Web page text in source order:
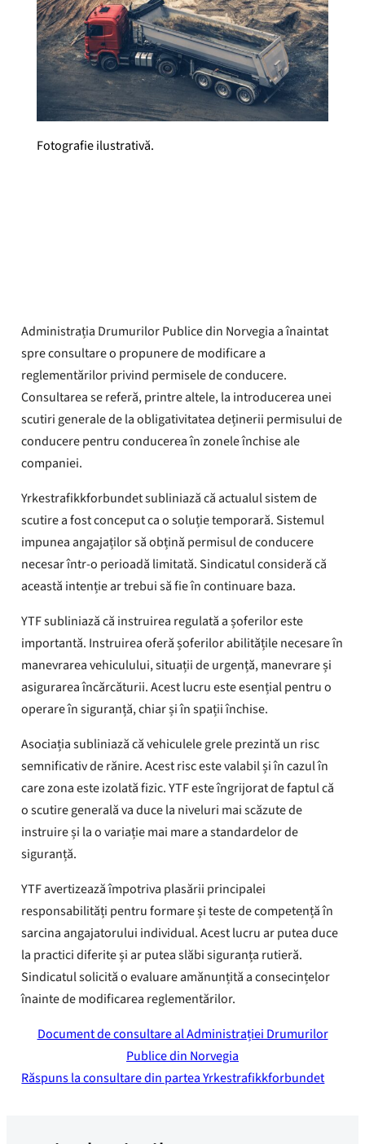
Fotografie ilustrativă.
Administrația Drumurilor Publice din Norvegia a înaintat
spre consultare o propunere de modificare a
reglementărilor privind permisele de conducere.
Consultarea se referă, printre altele, la introducerea unei
scutiri generale de la obligativitatea deținerii permisului de
conducere pentru conducerea în zonele închise ale
companiei.
Yrkestrafikkforbundet subliniază că actualul sistem de
scutire a fost conceput ca o soluție temporară. Sistemul
impunea angajaților să obțină permisul de conducere
necesar într-o perioadă limitată. Sindicatul consideră că
această intenție ar trebui să fie în continuare baza.
YTF subliniază că instruirea regulată a șoferilor este
importantă. Instruirea oferă șoferilor abilitățile necesare în
manevrarea vehiculului, situații de urgență, manevrare și
asigurarea încărcăturii. Acest lucru este esențial pentru o
operare în siguranță, chiar și în spații închise.
Asociația subliniază că vehiculele grele prezintă un risc
semnificativ de rănire. Acest risc este valabil și în cazul în
care zona este izolată fizic. YTF este îngrijorat de faptul că
o scutire generală va duce la niveluri mai scăzute de
instruire și la o variație mai mare a standardelor de
siguranță.
YTF avertizează împotriva plasării principalei
responsabilități pentru formare și teste de competență în
sarcina angajatorului individual. Acest lucru ar putea duce
la practici diferite și ar putea slăbi siguranța rutieră.
Sindicatul solicită o evaluare amănunțită a consecințelor
înainte de modificarea reglementărilor.
Document de consultare al Administrației Drumurilor
Publice din Norvegia
Răspuns la consultare din partea Yrkestrafikkforbundet